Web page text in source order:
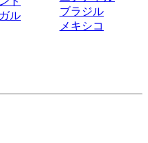
ル
ブラジル
メキシコ